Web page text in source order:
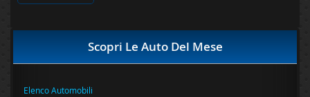
Scopri Le Auto Del Mese
Elenco Automobili